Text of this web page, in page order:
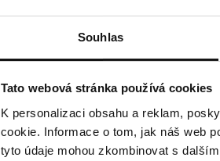
Souhlas
Tato webová stránka používá cookies
K personalizaci obsahu a reklam,
cookie. Informace o tom, jak náš web
tyto údaje mohou zkombinovat s